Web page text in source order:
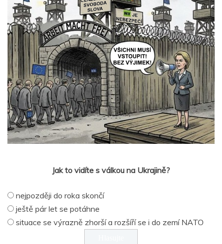
Jak to vidíte s válkou na Ukrajině?
nejpozději do roka skončí
ještě pár let se potáhne
situace se výrazně zhorší a rozšíří se i do zemí NATO